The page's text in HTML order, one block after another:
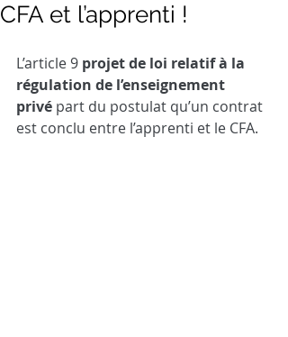
CFA et l’apprenti !
L’article 9 projet de loi relatif à la
régulation de l’enseignement
privé part du postulat qu’un contrat
est conclu entre l’apprenti et le CFA.